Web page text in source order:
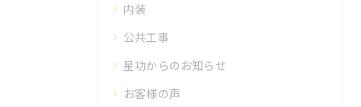
内装
公共工事
星功からのお知らせ
お客様の声